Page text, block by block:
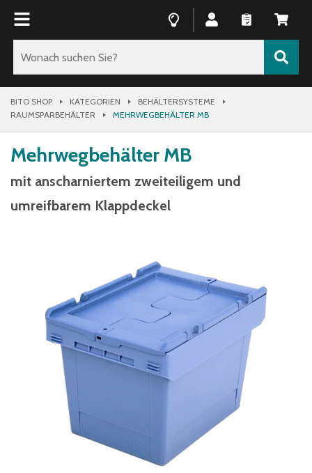
BITO SHOP KATEGORIEN
BEHÄLTERSYSTEME
RAUMSPARBEHÄLTER
MEHRWEGBEHÄLTER MB
Mehrwegbehälter MB
mit anscharniertem zweiteiligem und
umreifbarem Klappdeckel